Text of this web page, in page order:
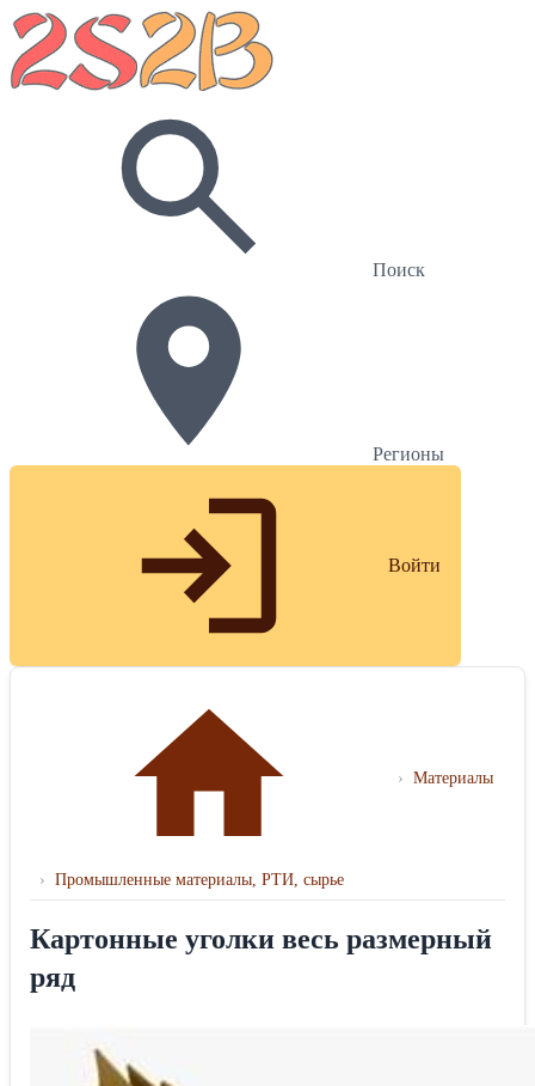
Поиск
Регионы
Войти
› Материалы
› Промышленные материалы, РТИ, сырье
Картонные уголки весь размерный
ряд